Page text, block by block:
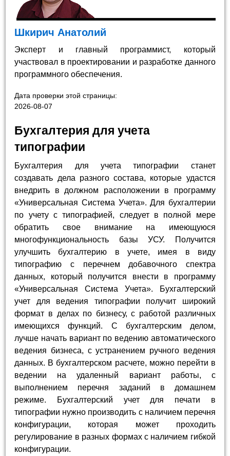
Шкирич Анатолий
Эксперт и главный программист, который
участвовал в проектировании и разработке данного
программного обеспечения.
Дата проверки этой страницы:
2026-08-07
Бухгалтерия для учета
типографии
Бухгалтерия для учета типографии станет
создавать дела разного состава, которые удастся
внедрить в должном расположении в программу
«Универсальная Система Учета». Для бухгалтерии
по учету с типографией, следует в полной мере
обратить свое внимание на имеющуюся
многофункциональность базы УСУ. Получится
улучшить бухгалтерию в учете, имея в виду
типографию с перечнем добавочного спектра
данных, который получится внести в программу
«Универсальная Система Учета». Бухгалтерский
учет для ведения типографии получит широкий
формат в делах по бизнесу, с работой различных
имеющихся функций. С бухгалтерским делом,
лучше начать вариант по ведению автоматического
ведения бизнеса, с устранением ручного ведения
данных. В бухгалтерском расчете, можно перейти в
ведении на удаленный вариант работы, с
выполнением перечня заданий в домашнем
режиме. Бухгалтерский учет для печати в
типографии нужно производить с наличием перечня
конфигурации, которая может проходить
регулирование в разных формах с наличием гибкой
конфигурации.